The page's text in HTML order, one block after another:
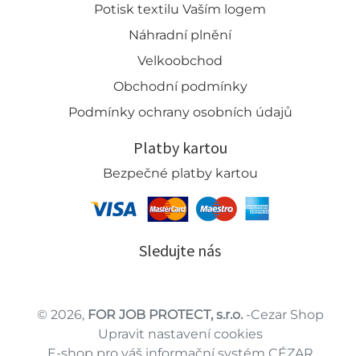
Potisk textilu Vaším logem
Náhradní plnění
Velkoobchod
Obchodní podmínky
Podmínky ochrany osobních údajů
Platby kartou
Bezpečné platby kartou
Sledujte nás
© 2026, FOR JOB PROTECT, s.r.o.-Cezar Shop
Upravit nastavení cookies
E-shop pro váš informační systém CÉZAR